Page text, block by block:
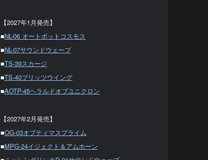
【2027年1月発売】
■NL-06 オートボットコスモス
■NL-07サウンドウェーブ
■TS-39スカージ
■TS-40ブリッツウイング
■AOTP-45ヘラルドオブユニクロン
【2027年2月発売】
■OG-03オプティマスプライム
■MPG-24イジェクト＆アムホーン